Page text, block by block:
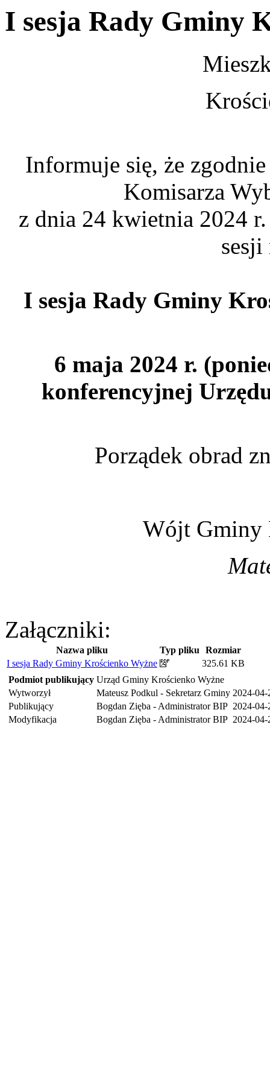
I sesja Rady Gminy
Informuje się, że
Komisarza
z dnia 24 kwietnia 2024
I sesja Rady Gminy
6 maja 2024 r.
konferencyjnej
Porządek obrad
Wójt Gminy
Załączniki:
Nazwa pliku Typ pliku Rozmiar
I sesja Rady Gminy Krościenko Wyżne
325.61 KB
Podmiot publikujący Urząd Gminy Krościenko Wyżne
Wytworzył
Mateusz Podkul - Sekretarz Gminy 2024-04-
Publikujący
Bogdan Zięba - Administrator BIP 2024-04-
Modyfikacja
Bogdan Zięba - Administrator BIP 2024-04-